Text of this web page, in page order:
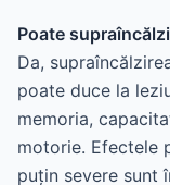
Poate
Da,
poate duce la
memoria,
motorie. Efectele
puțin severe sunt